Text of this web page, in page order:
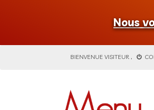
Nous
BIENVENUE VISITEUR ,